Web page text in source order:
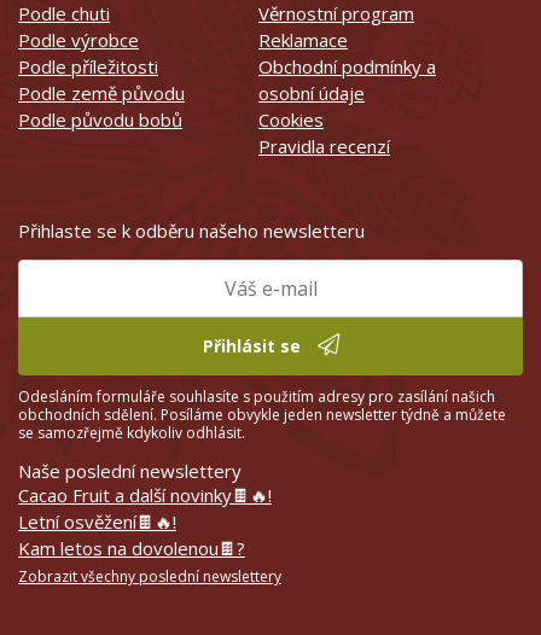
Podle chuti
Podle výrobce
Podle příležitosti
Podle země původu
Podle původu bobů
Věrnostní program
Reklamace
Obchodní podmínky a
osobní údaje
Cookies
Pravidla recenzí
Přihlaste se k odběru našeho newsletteru
Přihlásit se
Odesláním formuláře souhlasíte s použitím adresy pro zasílání našich
obchodních sdělení. Posíláme obvykle jeden newsletter týdně a můžete
se samozřejmě kdykoliv odhlásit.
Naše poslední newslettery
Cacao Fruit a další novinky🍫🔥!
Letní osvěžení🍫🔥!
Kam letos na dovolenou🍫?
Zobrazit všechny poslední newslettery